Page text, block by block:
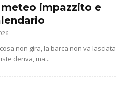
impazzito e
non gira, la barca non va lasciata
deriva, ma...